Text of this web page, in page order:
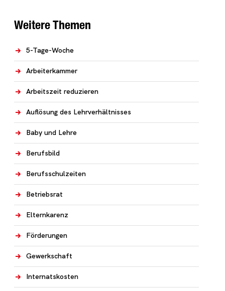
Weitere Themen
5-Tage-Woche
Arbeiterkammer
Arbeitszeit reduzieren
Auflösung des Lehrverhältnisses
Baby und Lehre
Berufsbild
Berufsschulzeiten
Betriebsrat
Elternkarenz
Förderungen
Gewerkschaft
Internatskosten